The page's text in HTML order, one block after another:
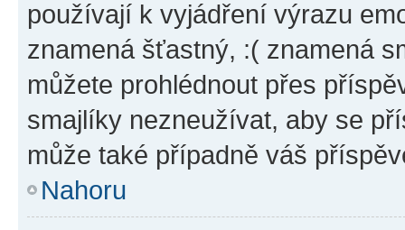
používají k vyjádření výrazu
znamená šťastný, :( znamená
můžete prohlédnout přes
smajlíky nezneužívat, aby se
může také případně váš
Nahoru